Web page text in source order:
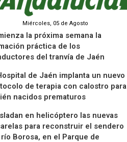
Miércoles, 05 de Agosto
la próxima semana la
práctica de los
del tranvía de Jaén
de Jaén implanta un nuevo
de terapia con calostro para
nacidos prematuros
en helicóptero las nuevas
para reconstruir el sendero
Borosa, en el Parque de